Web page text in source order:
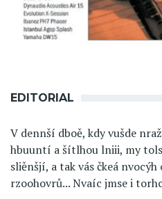
EDITORIAL
V dennší dboě, kdy vušde
hbuuntí a šítlhou lniii, my
sliěnšjí, a tak vás čkeá
rzoohovrů... Nvaíc jmse i